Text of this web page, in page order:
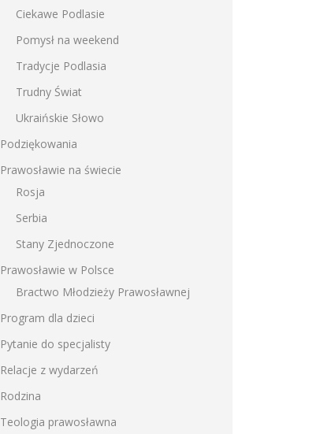
Ciekawe Podlasie
Pomysł na weekend
Tradycje Podlasia
Trudny Świat
Ukraińskie Słowo
Podziękowania
Prawosławie na świecie
Rosja
Serbia
Stany Zjednoczone
Prawosławie w Polsce
Bractwo Młodzieży Prawosławnej
Program dla dzieci
Pytanie do specjalisty
Relacje z wydarzeń
Rodzina
Teologia prawosławna